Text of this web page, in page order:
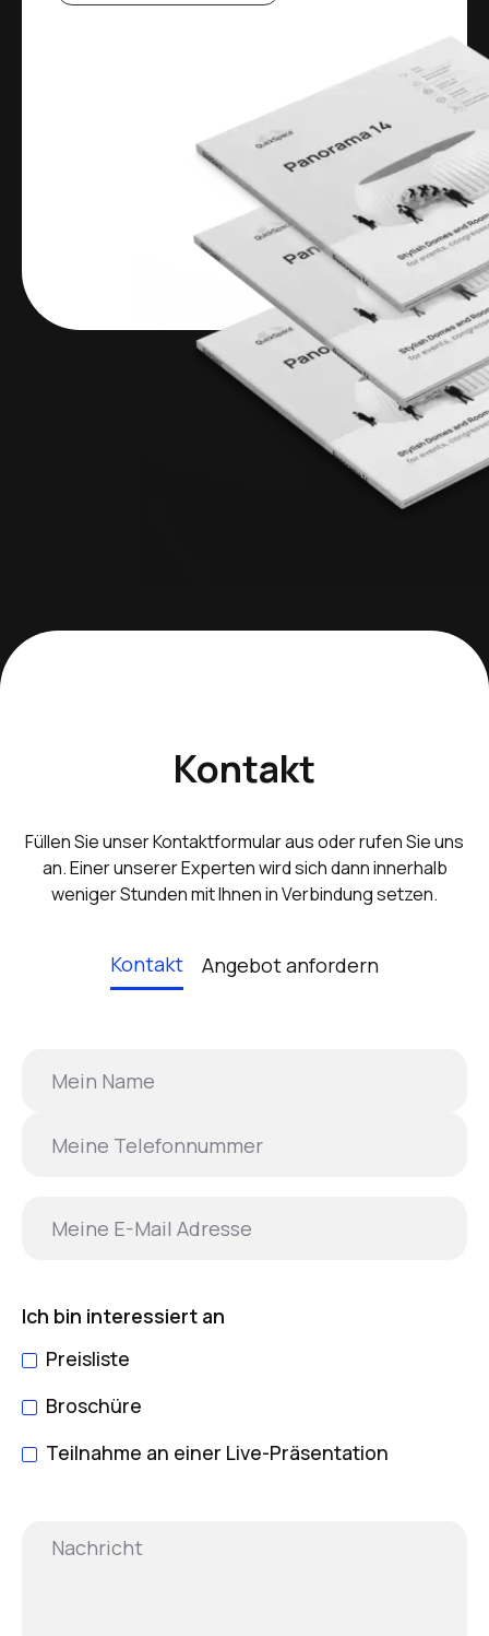
Kontakt
Füllen Sie unser Kontaktformular aus oder rufen Sie uns
an. Einer unserer Experten wird sich dann innerhalb
weniger Stunden mit Ihnen in Verbindung setzen.
Kontakt Angebot anfordern
Ich bin interessiert an
Preisliste
Broschüre
Teilnahme an einer Live-Präsentation